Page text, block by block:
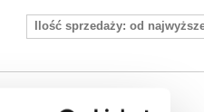
Ilość sprzedaży: od